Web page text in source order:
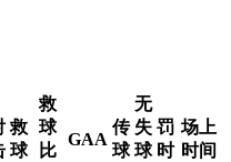
救
球
救
球
比
GAA
传
球
无
失
球
罚
时
场上
时间